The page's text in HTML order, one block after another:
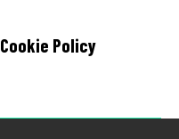
Cookie Policy